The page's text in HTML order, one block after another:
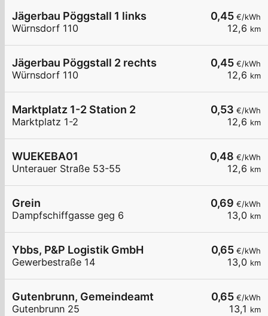
0,45 €/kWh
12,6 km
Jägerbau Pöggstall 1 links
Würnsdorf 110
0,45 €/kWh
12,6 km
Jägerbau Pöggstall 2 rechts
Würnsdorf 110
0,53 €/kWh
12,6 km
Marktplatz 1-2 Station 2
Marktplatz 1-2
0,48 €/kWh
12,6 km
WUEKEBA01
Unterauer Straße 53-55
0,69 €/kWh
13,0 km
Grein
Dampfschiffgasse geg 6
0,65 €/kWh
13,0 km
Ybbs, P&P Logistik GmbH
Gewerbestraße 14
0,65 €/kWh
13,1 km
Gutenbrunn, Gemeindeamt
Gutenbrunn 25